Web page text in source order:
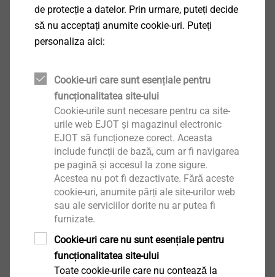
Set fixare solară JZ3-SB-
Vizualizare produs
Set fixare solară JZ3-SB-8xL
cu șaibă FZD din fibrociment
Vizualizare produs
de protecție a datelor. Prin urmare, puteți decide
să nu acceptați anumite cookie-uri. Puteți
personaliza aici:
Cookie-uri care sunt esențiale pentru
funcționalitatea site-ului
Cookie-urile sunt necesare pentru ca site-
urile web EJOT și magazinul electronic
EJOT să funcționeze corect. Aceasta
include funcții de bază, cum ar fi navigarea
pe pagină și accesul la zone sigure.
Acestea nu pot fi dezactivate. Fără aceste
cookie-uri, anumite părți ale site-urilor web
sau ale serviciilor dorite nu ar putea fi
furnizate.
Cookie-uri care nu sunt esențiale pentru
funcționalitatea site-ului
Toate cookie-urile care nu contează la